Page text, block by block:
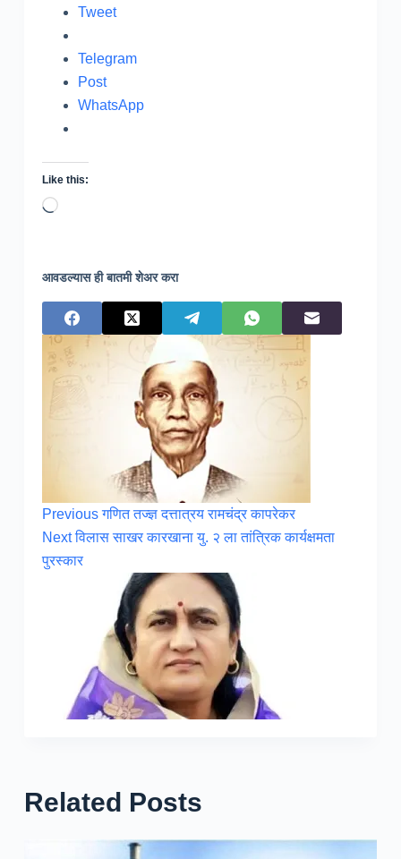
Tweet
Telegram
Post
WhatsApp
Like this:
Loading…
आवडल्यास ही बातमी शेअर करा
Previousगणित तज्ज्ञ दत्तात्रय रामचंद्र कापरेकर
Nextविलास साखर कारखाना यु. २ ला तांत्रिक कार्यक्षमता
पुरस्कार
Related Posts